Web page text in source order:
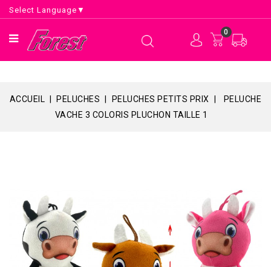
Select Language ▼
0
ACCUEIL PELUCHES PELUCHES PETITS PRIX
PELUCHE
VACHE 3 COLORIS PLUCHON TAILLE 1